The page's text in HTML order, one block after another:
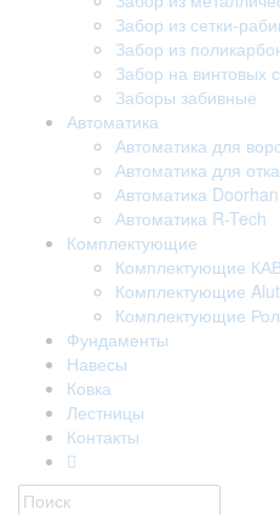
Забор из сетки-
Забор из
Забор на винтовых
Заборы забивные
Автоматика
Автоматика для
Автоматика для
Автоматика Doorhan
Автоматика R-Tech
Комплектующие
Комплектующие
Комплектующие
Комплектующие
Фундаменты
Навесы
Ковка
Лестницы
Контакты